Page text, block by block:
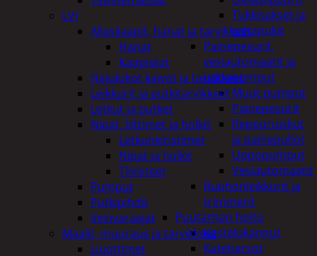
Tukkisakset ja
sahapukit
Painepesurit,
vesiautomaatit ja
uppopumput
Muut pumput
Painepesurit
Reppuruiskut
ja painepullot
Uppopumput
Vesiautomaatit
Ruohonleikkurit ja
trimmerit
Puutarhan hoito
Kastelukannut
Kateharsot
LVI
Allaskaapit, hanat ja tarvikkeet
Hanat
Kaapistot
Hajulukot kaivot ja tarvikkeet
Leikkurit ja putkitarvikkeet
Letkut ja putket
Nipat, liittimet ja holkit
Letkunkiristimet
Nipat ja holkit
Tiivisteet
Pumput
Putkipihdit
Vesivaraajat
Maalit, muuraus ja tarvikkeet
Liuottimet